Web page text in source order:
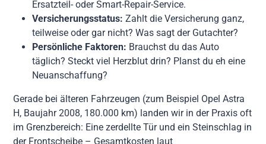
Ersatzteil- oder Smart-Repair-Service.
Versicherungsstatus: Zahlt die Versicherung ganz,
teilweise oder gar nicht? Was sagt der Gutachter?
Persönliche Faktoren: Brauchst du das Auto
täglich? Steckt viel Herzblut drin? Planst du eh eine
Neuanschaffung?
Gerade bei älteren Fahrzeugen (zum Beispiel Opel Astra
H, Baujahr 2008, 180.000 km) landen wir in der Praxis oft
im Grenzbereich: Eine zerdellte Tür und ein Steinschlag in
der Frontscheibe – Gesamtkosten laut